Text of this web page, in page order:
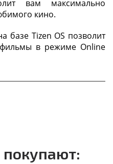
вам максимально
кино.
базе Tizen OS позволит
в режиме Online